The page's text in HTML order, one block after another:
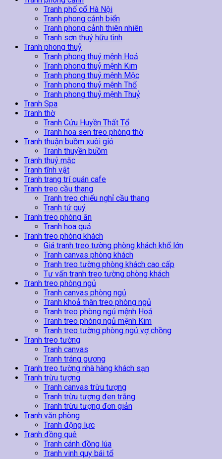
Tranh phố cổ Hà Nội
Tranh phong cảnh biển
Tranh phong cảnh thiên nhiên
Tranh sơn thuỷ hữu tình
Tranh phong thuỷ
Tranh phong thuỷ mệnh Hoả
Tranh phong thuỷ mệnh Kim
Tranh phong thuỷ mệnh Mộc
Tranh phong thuỷ mệnh Thổ
Tranh phong thuỷ mệnh Thuỷ
Tranh Spa
Tranh thờ
Tranh Cửu Huyền Thất Tổ
Tranh hoa sen treo phòng thờ
Tranh thuận buồm xuôi gió
Tranh thuyền buồm
Tranh thuỷ mặc
Tranh tĩnh vật
Tranh trang trí quán cafe
Tranh treo cầu thang
Tranh treo chiếu nghỉ cầu thang
Tranh tứ quý
Tranh treo phòng ăn
Tranh hoa quả
Tranh treo phòng khách
Giá tranh treo tường phòng khách khổ lớn
Tranh canvas phòng khách
Tranh treo tường phòng khách cao cấp
Tư vấn tranh treo tường phòng khách
Tranh treo phòng ngủ
Tranh canvas phòng ngủ
Tranh khoả thân treo phòng ngủ
Tranh treo phòng ngủ mệnh Hoả
Tranh treo phòng ngủ mệnh Kim
Tranh treo tường phòng ngủ vợ chồng
Tranh treo tường
Tranh canvas
Tranh tráng gương
Tranh treo tường nhà hàng khách sạn
Tranh trừu tượng
Tranh canvas trừu tượng
Tranh trừu tượng đen trắng
Tranh trừu tượng đơn giản
Tranh văn phòng
Tranh động lực
Tranh đồng quê
Tranh cánh đồng lúa
Tranh vinh quy bái tổ